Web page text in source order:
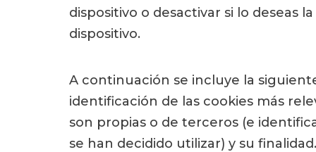
dispositivo o desactivar si lo deseas
dispositivo.
A continuación se incluye la
identificación de las cookies más
son propias o de terceros (e
se han decidido utilizar) y su finalidad.